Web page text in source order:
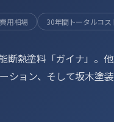
用相場 30年間トータルコス
断熱塗料「ガイナ」。
ション、そして坂木塗